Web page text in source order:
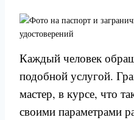
Каждый человек
подобной услугой.
мастер, в курсе, что
своими параметрами